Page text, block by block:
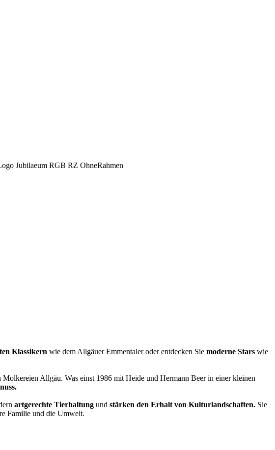
Klassikern wie dem Allgäuer Emmentaler oder entdecken Sie moderne Stars wie
Allgäu. Was einst 1986 mit Heide und Hermann Beer in einer kleinen
artgerechte Tierhaltung und stärken den Erhalt von Kulturlandschaften. Sie
Familie und die Umwelt.